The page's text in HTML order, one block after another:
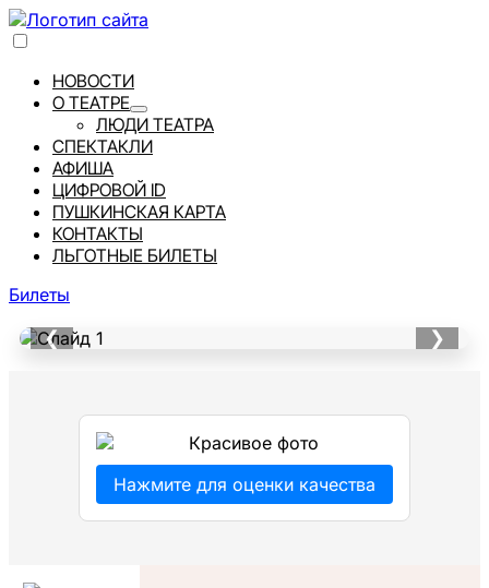
НОВОСТИ
О ТЕАТРЕ
ЛЮДИ ТЕАТРА
СПЕКТАКЛИ
АФИША
ЦИФРОВОЙ ID
ПУШКИНСКАЯ КАРТА
КОНТАКТЫ
ЛЬГОТНЫЕ БИЛЕТЫ
Билеты
❮
❯
НЕЗАВИСИМАЯ
ОЦЕНКА КАЧЕСТВА
Нажмите для оценки качества